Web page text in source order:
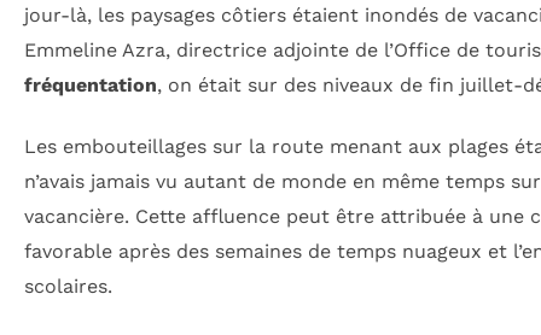
jour-là, les paysages côtiers étaient inondés de
Emmeline Azra, directrice adjointe de l’Office de
fréquentation, on était sur des niveaux de fin juillet-
Les embouteillages sur la route menant aux plages
n’avais jamais vu autant de monde en même temps
vacancière. Cette affluence peut être attribuée à une
favorable après des semaines de temps nuageux et
scolaires.